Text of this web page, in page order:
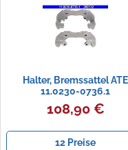
Halter, Bremssattel ATE
11.0230-0736.1
108,90 €
12 Preise